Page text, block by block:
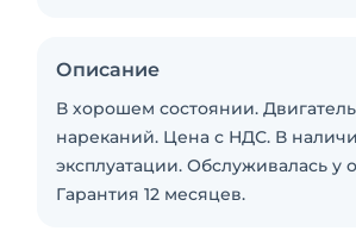
Описание
В хорошем состоянии.
нареканий. Цена с НДС. В
эксплуатации. Обслуживалась у
Гарантия 12 месяцев.